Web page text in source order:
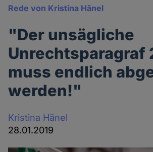
Rede von Kristina Hänel
"Der unsägliche
Unrechtsparagraf
muss endlich
werden!"
Kristina Hänel
28.01.2019